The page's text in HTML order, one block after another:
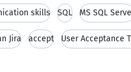
skills SQL MS SQL
Jira accept User Acceptance